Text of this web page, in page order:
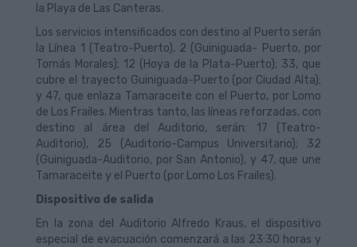
la Playa de Las Canteras.
Los servicios intensificados con destino al Puerto serán
la Línea 1 (Teatro-Puerto), 2 (Guiniguada- Puerto, por
Tomás Morales); 12 (Hoya de la Plata-Puerto); 33, que
cubre el trayecto Guiniguada-Puerto (por Ciudad Alta);
y 47, que enlaza Tamaraceite con el Puerto, por Lomo
de Los Frailes. Mientras tanto, las líneas reforzadas, con
destino al área del Auditorio, serán: 17 (Teatro-
Auditorio), 25 (Auditorio-Campus Universitario); 32
(Guiniguada-Auditorio, por San Antonio), y 47, que une
Tamaraceite y el Puerto (por Lomo Los Frailes).
Dispositivo de salida
En la zona del Auditorio Alfredo Kraus, el dispositivo
especial de evacuación comenzará a las 23:30 horas y